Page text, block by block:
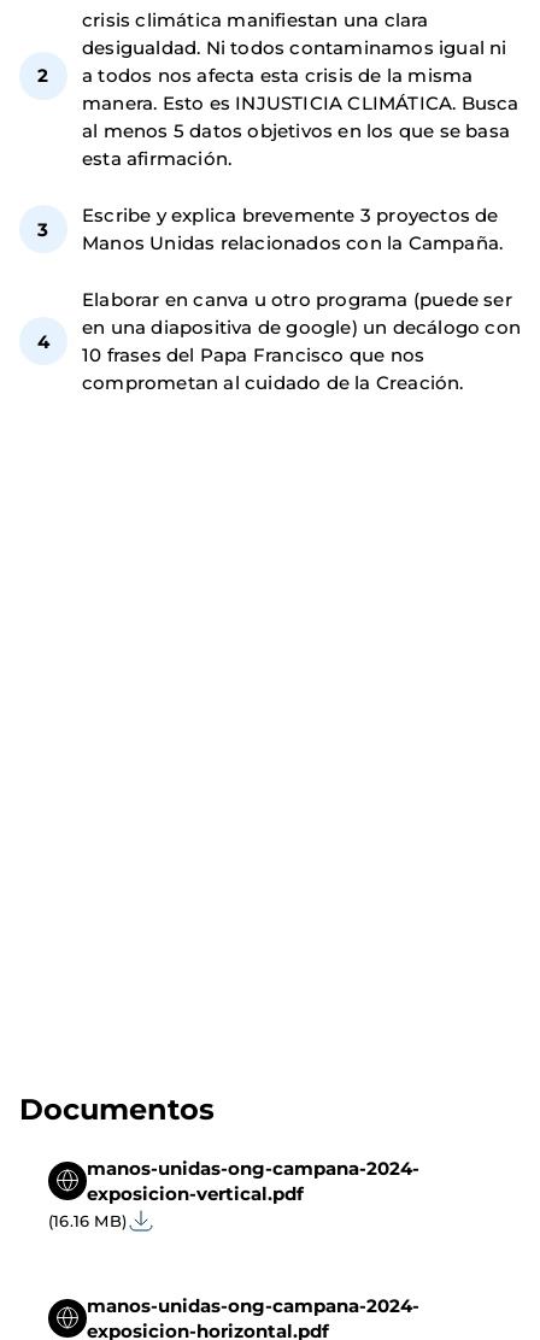
crisis climática manifiestan una clara
desigualdad. Ni todos contaminamos igual ni
a todos nos afecta esta crisis de la misma
manera. Esto es INJUSTICIA CLIMÁTICA. Busca
al menos 5 datos objetivos en los que se basa
esta afirmación.
Escribe y explica brevemente 3 proyectos de
Manos Unidas relacionados con la Campaña.
Elaborar en canva u otro programa (puede ser
en una diapositiva de google) un decálogo con
10 frases del Papa Francisco que nos
comprometan al cuidado de la Creación.
Documentos
manos-unidas-ong-campana-2024-
exposicion-vertical.pdf
(16.16 MB)
manos-unidas-ong-campana-2024-
exposicion-horizontal.pdf